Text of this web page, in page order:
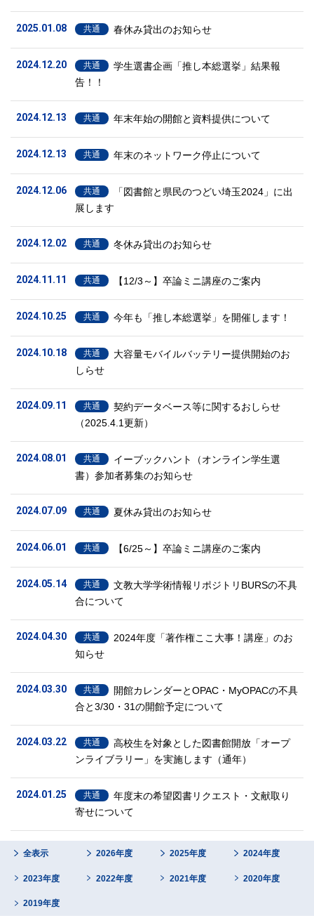
2025.01.08 共通 春休み貸出のお知らせ
2024.12.20 共通
学生選書企画「推し本総選挙」結果報
告！！
2024.12.13 共通 年末年始の開館と資料提供について
2024.12.13 共通 年末のネットワーク停止について
2024.12.06 共通
「図書館と県民のつどい埼玉2024」に出
展します
2024.12.02 共通 冬休み貸出のお知らせ
2024.11.11 共通 【12/3～】卒論ミニ講座のご案内
2024.10.25 共通 今年も「推し本総選挙」を開催します！
2024.10.18 共通
大容量モバイルバッテリー提供開始のお
しらせ
2024.09.11 共通
契約データベース等に関するおしらせ
（2025.4.1更新）
2024.08.01 共通
イーブックハント（オンライン学生選
書）参加者募集のお知らせ
2024.07.09 共通 夏休み貸出のお知らせ
2024.06.01 共通 【6/25～】卒論ミニ講座のご案内
2024.05.14 共通
文教大学学術情報リポジトリBURSの不具
合について
2024.04.30 共通
2024年度「著作権ここ大事！講座」のお
知らせ
2024.03.30 共通
開館カレンダーとOPAC・MyOPACの不具
合と3/30・31の開館予定について
2024.03.22 共通
高校生を対象とした図書館開放「オープ
ンライブラリー」を実施します（通年）
2024.01.25 共通
年度末の希望図書リクエスト・文献取り
寄せについて
全表示 2026年度 2025年度 2024年度
2023年度 2022年度 2021年度 2020年度
2019年度